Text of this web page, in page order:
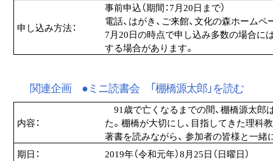
申し込み方法：
事前申込（期間：7月20日まで）
電話、はがき、ご来館、文化の森ホーム
7月20日の時点で申し込み多数の場合に
する場合があります。
関連企画 ●ミニ読書会 「棚橋源太郎」を読む
内容：
91歳で亡くなるまでの間、棚橋源太郎
た。棚橋が大切にし、目指してきた理科
著書を読みながら、 参加者の皆様と一
期日：
2019年（令和元年）8月25日（日曜日）